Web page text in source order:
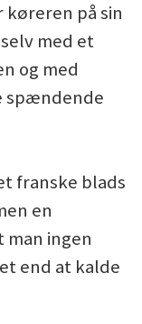
køreren på sin
med et
og med
spændende
franske blads
en
ingen
end at kalde